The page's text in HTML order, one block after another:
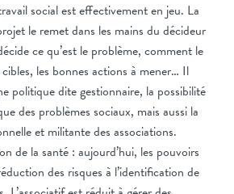
social est effectivement en jeu. La
le remet dans les mains du décideur
ce qu’est le problème, comment le
les bonnes actions à mener… Il
politique dite gestionnaire, la possibilité
des problèmes sociaux, mais aussi la
et militante des associations.
de la santé : aujourd’hui, les pouvoirs
des risques à l’identification de